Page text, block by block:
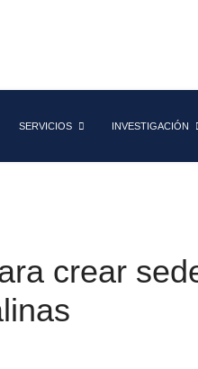
SERVICIOS INVESTIGACIÓN
crear